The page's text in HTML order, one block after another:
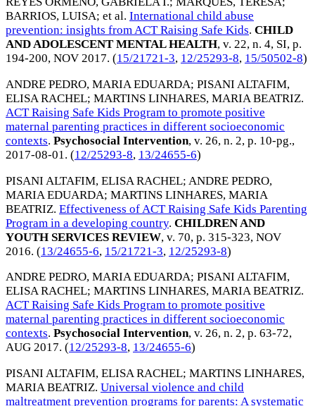
BARRIOS, LUISA; et al. International child abuse
prevention: insights from ACT Raising Safe Kids. CHILD
AND ADOLESCENT MENTAL HEALTH, v. 22, n. 4, SI, p.
194-200, NOV 2017. (15/21721-3, 12/25293-8, 15/50502-8)
ANDRE PEDRO, MARIA EDUARDA; PISANI ALTAFIM,
ELISA RACHEL; MARTINS LINHARES, MARIA BEATRIZ.
ACT Raising Safe Kids Program to promote positive
maternal parenting practices in different socioeconomic
contexts. Psychosocial Intervention, v. 26, n. 2, p. 10-pg.,
2017-08-01. (12/25293-8, 13/24655-6)
PISANI ALTAFIM, ELISA RACHEL; ANDRE PEDRO,
MARIA EDUARDA; MARTINS LINHARES, MARIA
BEATRIZ. Effectiveness of ACT Raising Safe Kids Parenting
Program in a developing country. CHILDREN AND
YOUTH SERVICES REVIEW, v. 70, p. 315-323, NOV
2016. (13/24655-6, 15/21721-3, 12/25293-8)
ANDRE PEDRO, MARIA EDUARDA; PISANI ALTAFIM,
ELISA RACHEL; MARTINS LINHARES, MARIA BEATRIZ.
ACT Raising Safe Kids Program to promote positive
maternal parenting practices in different socioeconomic
contexts. Psychosocial Intervention, v. 26, n. 2, p. 63-72,
AUG 2017. (12/25293-8, 13/24655-6)
PISANI ALTAFIM, ELISA RACHEL; MARTINS LINHARES,
MARIA BEATRIZ. Universal violence and child
maltreatment prevention programs for parents: A systematic